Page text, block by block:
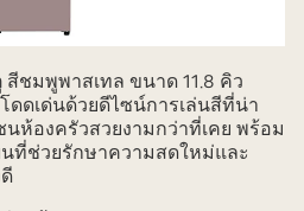
สีชมพูพาสเทล ขนาด 11.8 คิว
ดเด่นด้วยดีไซน์การเล่นสีที่น่า
ห้องครัวสวยงามกว่าที่เคย พร้อม
ที่ช่วยรักษาความสดใหม่และ